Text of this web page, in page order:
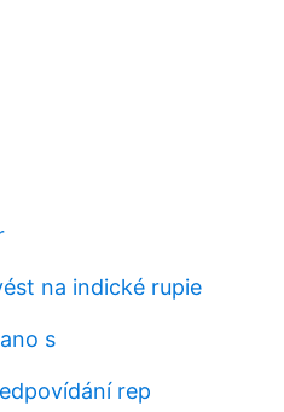
na indické rupie
s
rep